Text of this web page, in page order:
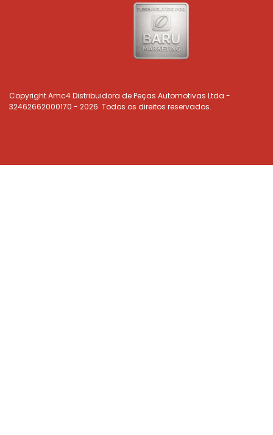
Copyright Amc4 Distribuidora de Peças Automotivas Ltda -
32462662000170 - 2026. Todos os direitos reservados.